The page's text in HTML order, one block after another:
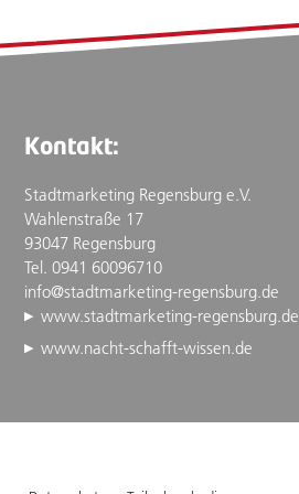
Kontakt:
Stadtmarketing Regensburg e.V.
Wahlenstraße 17
93047 Regensburg
Tel. 0941 60096710
info@stadtmarketing-regensburg.de
www.stadtmarketing-regensburg.de
www.nacht-schafft-wissen.de